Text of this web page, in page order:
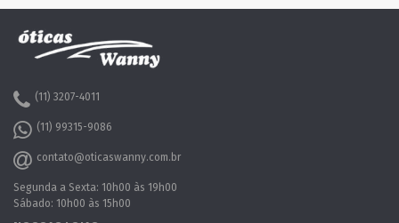
(11) 3207-4011
(11) 99315-9086
contato@oticaswanny.com.br
Segunda a Sexta: 10h00 às 19h00
Sábado: 10h00 às 15h00